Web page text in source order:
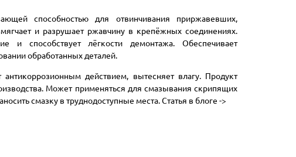
способностью для отвинчивания приржавевших,
и разрушает ржавчину в крепёжных соединениях.
и способствует лёгкости демонтажа. Обеспечивает
обработанных деталей.
антикоррозионным действием, вытесняет влагу. Продукт
Может применяться для смазывания скрипящих
смазку в труднодоступные места. Статья в блоге ->